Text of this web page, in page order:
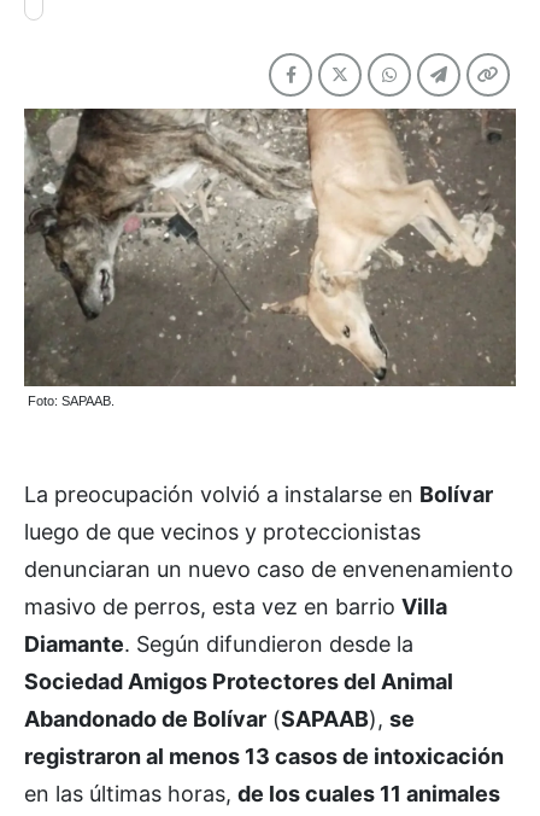
Foto: SAPAAB.
La preocupación volvió a instalarse en Bolívar
luego de que vecinos y proteccionistas
denunciaran un nuevo caso de envenenamiento
masivo de perros, esta vez en barrio Villa
Diamante. Según difundieron desde la
Sociedad Amigos Protectores del Animal
Abandonado de Bolívar (SAPAAB), se
registraron al menos 13 casos de intoxicación
en las últimas horas, de los cuales 11 animales